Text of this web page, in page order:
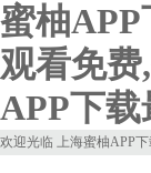
蜜柚
观看免
APP下载
欢迎光临 上海蜜柚APP